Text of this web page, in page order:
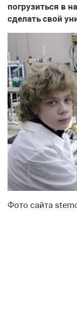
погрузиться в
сделать свой
Фото сайта